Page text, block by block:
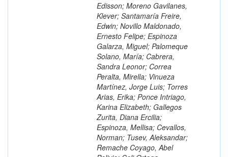
Edisson; Moreno Gavilanes,
Klever; Santamaría Freire,
Edwin; Novillo Maldonado,
Ernesto Felipe; Espinoza
Galarza, Miguel; Palomeque
Solano, María; Cabrera,
Sandra Leonor; Correa
Peralta, Mirella; Vinueza
Martínez, Jorge Luis; Torres
Arias, Erika; Ponce Intriago,
Karina Elizabeth; Gallegos
Zurita, Diana Ercilia;
Espinoza, Mellisa; Cevallos,
Norman; Tusev, Aleksandar;
Remache Coyago, Abel